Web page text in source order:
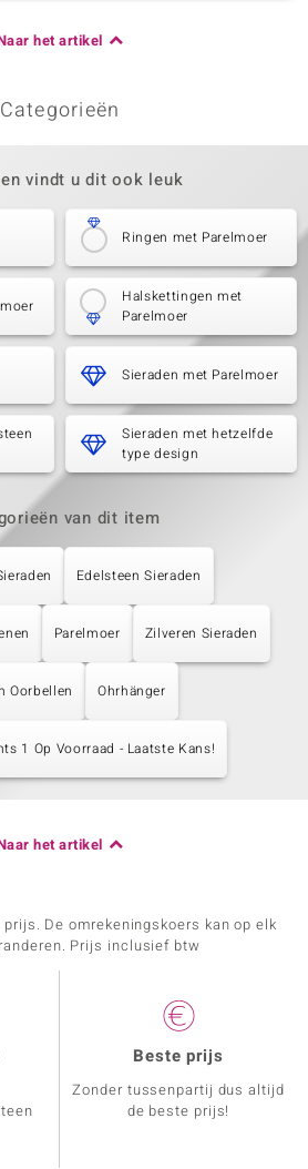
het artikel
Categorieën
vindt u dit ook leuk
Ringen met Parelmoer
Halskettingen met
Parelmoer
Sieraden met Parelmoer
Sieraden met hetzelfde
type design
van dit item
Edelsteen Sieraden
Parelmoer Zilveren Sieraden
Oorbellen Ohrhänger
1 Op Voorraad - Laatste Kans!
het artikel
De omrekeningskoers kan op elk
Prijs inclusief btw
Beste prijs
Zonder tussenpartij dus altijd
de beste prijs!